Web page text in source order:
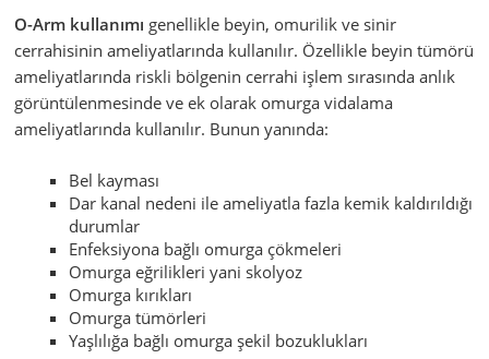
O-Arm kullanımı genellikle beyin, omurilik ve sinir
cerrahisinin ameliyatlarında kullanılır. Özellikle beyin tümörü
ameliyatlarında riskli bölgenin cerrahi işlem sırasında anlık
görüntülenmesinde ve ek olarak omurga vidalama
ameliyatlarında kullanılır. Bunun yanında:
Bel kayması
Dar kanal nedeni ile ameliyatla fazla kemik kaldırıldığı
durumlar
Enfeksiyona bağlı omurga çökmeleri
Omurga eğrilikleri yani skolyoz
Omurga kırıkları
Omurga tümörleri
Yaşlılığa bağlı omurga şekil bozuklukları